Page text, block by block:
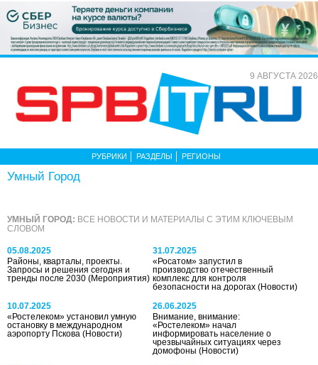
9 АВГУСТА 2026
РУБРИКИ РАЗДЕЛЫ РЕГИОНЫ
Умный Город
УМНЫЙ ГОРОД: ВСЕ НОВОСТИ И МАТЕРИАЛЫ С ЭТИМ КЛЮЧЕВЫМ
СЛОВОМ
05.08.2025
Районы, кварталы, проекты.
Запросы и решения сегодня и
тренды после 2030 (Мероприятия)
31.07.2025
«Росатом» запустил в
производство отечественный
комплекс для контроля
безопасности на дорогах(Новости)
10.07.2025
«Ростелеком» установил умную
остановку в международном
аэропорту Пскова (Новости)
26.06.2025
Внимание, внимание:
«Ростелеком» начал
информировать население о
чрезвычайных ситуациях через
домофоны(Новости)